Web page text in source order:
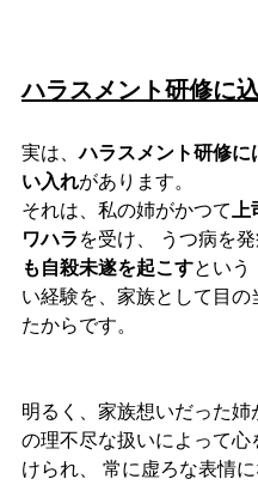
ハラスメント研修に
実は、ハラスメント研修に
い入れがあります。
それは、私の姉がかつて上
ワハラ を受け、 うつ病を発
も自殺未遂を起こすという
い経験を、家族として目の
たからです。
明るく、家族想いだった姉
の理不尽な扱いによって心
けられ、 常に虚ろな表情